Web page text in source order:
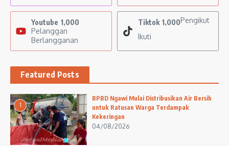
Youtube 1,000
Pelanggan
Berlangganan
Tiktok 1,000Pengikut
Ikuti
Featured Posts
1
BPBD Ngawi Mulai Distribusikan Air Bersih
untuk Ratusan Warga Terdampak
Kekeringan
04/08/2026